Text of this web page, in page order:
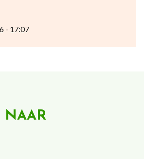
- 17:07
NAAR